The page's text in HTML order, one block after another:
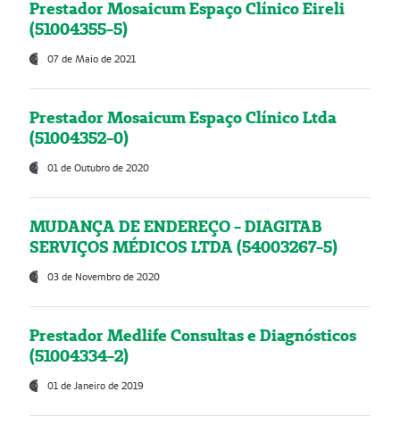
Prestador Mosaicum Espaço Clínico Eireli
(51004355-5)
07 de Maio de 2021
Prestador Mosaicum Espaço Clínico Ltda
(51004352-0)
01 de Outubro de 2020
MUDANÇA DE ENDEREÇO - DIAGITAB
SERVIÇOS MÉDICOS LTDA (54003267-5)
03 de Novembro de 2020
Prestador Medlife Consultas e Diagnósticos
(51004334-2)
01 de Janeiro de 2019